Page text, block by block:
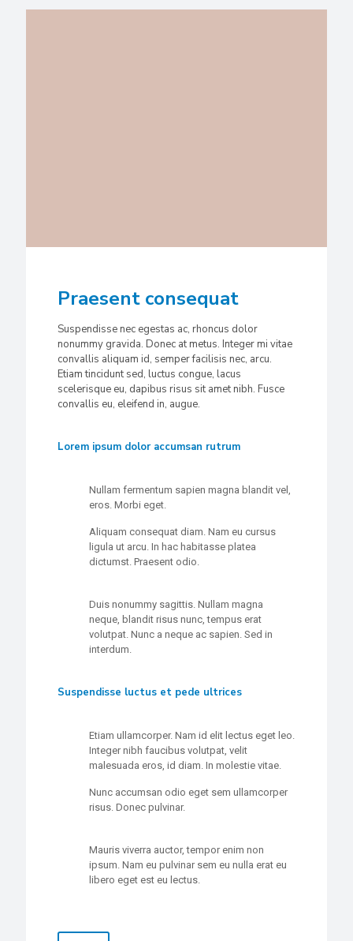
Praesent consequat
Suspendisse nec egestas ac, rhoncus dolor
nonummy gravida. Donec at metus. Integer mi vitae
convallis aliquam id, semper facilisis nec, arcu.
Etiam tincidunt sed, luctus congue, lacus
scelerisque eu, dapibus risus sit amet nibh. Fusce
convallis eu, eleifend in, augue.
Lorem ipsum dolor accumsan rutrum
Nullam fermentum sapien magna blandit vel,
eros. Morbi eget.
Aliquam consequat diam. Nam eu cursus
ligula ut arcu. In hac habitasse platea
dictumst. Praesent odio.
Duis nonummy sagittis. Nullam magna
neque, blandit risus nunc, tempus erat
volutpat. Nunc a neque ac sapien. Sed in
interdum.
Suspendisse luctus et pede ultrices
Etiam ullamcorper. Nam id elit lectus eget leo.
Integer nibh faucibus volutpat, velit
malesuada eros, id diam. In molestie vitae.
Nunc accumsan odio eget sem ullamcorper
risus. Donec pulvinar.
Mauris viverra auctor, tempor enim non
ipsum. Nam eu pulvinar sem eu nulla erat eu
libero eget est eu lectus.